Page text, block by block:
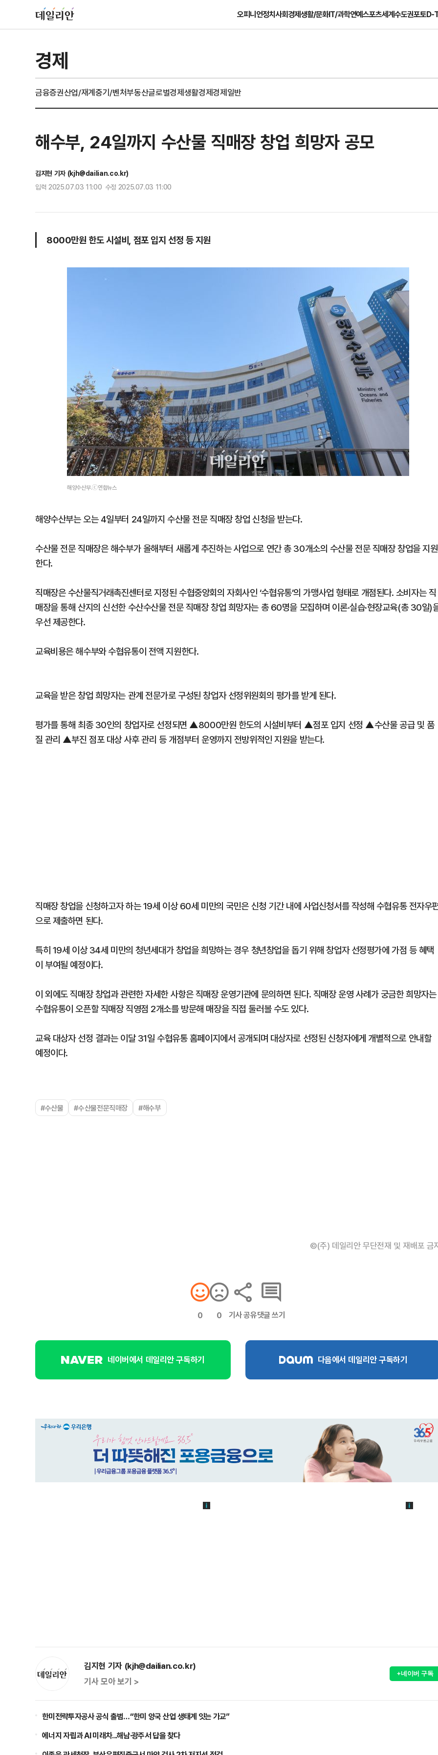
오피니언정치사회경제생활/문화IT/과학연예스포츠세계수도권포토D-
경제
금융증권산업/재계중기/벤처부동산글로벌경제생활경제경제일반
해수부, 24일까지 수산물 직매장 창업 희망자 공모
김지현 기자 (kjh@dailian.co.kr)
입력 2025.07.03 11:00 수정 2025.07.03 11:00
8000만원 한도 시설비, 점포 입지 선정 등 지원
해양수산부.ⓒ연합뉴스
해양수산부는 오는 4일부터 24일까지 수산물 전문 직매장 창업 신청을 받는다.
수산물 전문 직매장은 해수부가 올해부터 새롭게 추진하는 사업으로 연간 총 30개소의 수산물 전문 직매장 창업을 지원
한다.
직매장은 수산물직거래촉진센터로 지정된 수협중앙회의 자회사인 ‘수협유통’의 가맹사업 형태로 개점된다. 소비자는 직
매장을 통해 산지의 신선한 수산수산물 전문 직매장 창업 희망자는 총 60명을 모집하며 이론·실습·현장교육(총 30일)
우선 제공한다.
교육비용은 해수부와 수협유통이 전액 지원한다.
교육을 받은 창업 희망자는 관계 전문가로 구성된 창업자 선정위원회의 평가를 받게 된다.
평가를 통해 최종 30인의 창업자로 선정되면 ▲8000만원 한도의 시설비부터 ▲점포 입지 선정 ▲수산물 공급 및 품
질 관리 ▲부진 점포 대상 사후 관리 등 개점부터 운영까지 전방위적인 지원을 받는다.
직매장 창업을 신청하고자 하는 19세 이상 60세 미만의 국민은 신청 기간 내에 사업신청서를 작성해 수협유통 전자우
으로 제출하면 된다.
특히 19세 이상 34세 미만의 청년세대가 창업을 희망하는 경우 청년창업을 돕기 위해 창업자 선정평가에 가점 등 혜택
이 부여될 예정이다.
이 외에도 직매장 창업과 관련한 자세한 사항은 직매장 운영기관에 문의하면 된다. 직매장 운영 사례가 궁금한 희망자는
수협유통이 오픈할 직매장 직영점 2개소를 방문해 매장을 직접 둘러볼 수도 있다.
교육 대상자 선정 결과는 이달 31일 수협유통 홈페이지에서 공개되며 대상자로 선정된 신청자에게 개별적으로 안내할
예정이다.
#수산물 #수산물전문직매장 #해수부
©(주) 데일리안 무단전재 및 재배포 금
0 0 기사 공유댓글 쓰기
네이버에서 데일리안 구독하기 다음에서 데일리안 구독하기
김지현 기자 (kjh@dailian.co.kr)
기사 모아 보기 >
+네이버 구독
한미전략투자공사 공식 출범…“한미 양국 산업 생태계 잇는 가교”
에너지 자립과 AI 미래차...해남·광주서 답을 찾다